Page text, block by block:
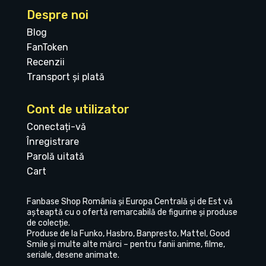
Despre noi
Blog
FanToken
Recenzii
Transport și plată
Cont de utilizator
Conectați-vă
Înregistrare
Parolă uitată
Cart
Fanbase Shop România și Europa Centrală și de Est vă
așteaptă cu o ofertă remarcabilă de figurine și produse
de colecție.
Produse de la Funko, Hasbro, Banpresto, Mattel, Good
Smile și multe alte mărci – pentru fanii anime, filme,
seriale, desene animate.